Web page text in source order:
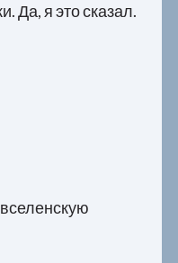
Да, я это сказал.